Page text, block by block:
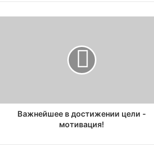
Важнейшее в достижении цели -
мотивация!